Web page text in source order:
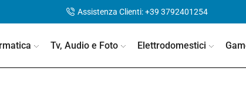
Assistenza Clienti: +39 3792401254
Tv, Audio e Foto Elettrodomestici